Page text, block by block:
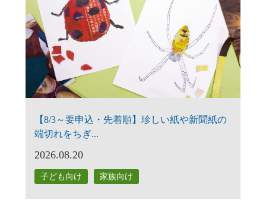
【8/3～要申込・先着順】珍しい紙や新聞紙の
端切れをちぎ...
2026.08.20
子ども向け 家族向け